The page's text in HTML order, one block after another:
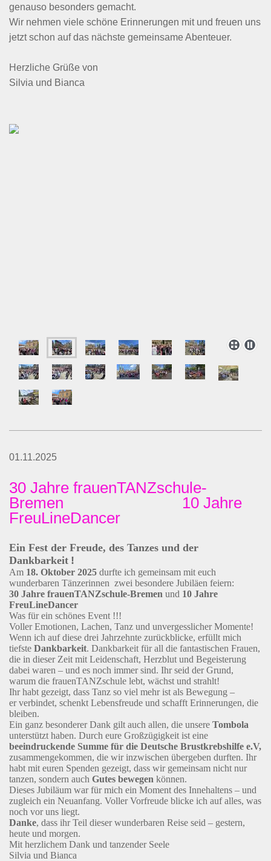
genauso besonders gemacht.
Wir nehmen viele schöne Erinnerungen mit und freuen uns
jetzt schon auf das nächste gemeinsame Abenteuer.
Herzliche Grüße von
Silvia und Bianca
01.11.2025
30 Jahre frauenTANZschule-
Bremen 10 Jahre
FreuLineDancer
Ein Fest der Freude, des Tanzes und der
Dankbarkeit !
Am 18. Oktober 2025 durfte ich gemeinsam mit euch
wunderbaren Tänzerinnen zwei besondere Jubiläen feiern:
30 Jahre frauenTANZschule-Bremen und 10 Jahre
FreuLineDancer
Was für ein schönes Event !!!
Voller Emotionen, Lachen, Tanz und unvergesslicher Momente!
Wenn ich auf diese drei Jahrzehnte zurückblicke, erfüllt mich
tiefste Dankbarkeit. Dankbarkeit für all die fantastischen Frauen,
die in dieser Zeit mit Leidenschaft, Herzblut und Begeisterung
dabei waren – und es noch immer sind. Ihr seid der Grund,
warum die frauenTANZschule lebt, wächst und strahlt!
Ihr habt gezeigt, dass Tanz so viel mehr ist als Bewegung –
er verbindet, schenkt Lebensfreude und schafft Erinnerungen, die
bleiben.
Ein ganz besonderer Dank gilt auch allen, die unsere Tombola
unterstützt haben. Durch eure Großzügigkeit ist eine
beeindruckende Summe für die Deutsche Brustkrebshilfe e.V,
zusammengekommen, die wir inzwischen übergeben durften. Ihr
habt mit euren Spenden gezeigt, dass wir gemeinsam nicht nur
tanzen, sondern auch Gutes bewegen können.
Dieses Jubiläum war für mich ein Moment des Innehaltens – und
zugleich ein Neuanfang. Voller Vorfreude blicke ich auf alles, was
noch vor uns liegt.
Danke, dass ihr Teil dieser wunderbaren Reise seid – gestern,
heute und morgen.
Mit herzlichem Dank und tanzender Seele
Silvia und Bianca